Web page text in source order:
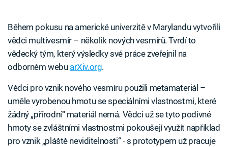
Během pokusu na americké univerzitě v Marylandu vytvořili
vědci multivesmír – několik nových vesmírů. Tvrdí to
vědecký tým, který výsledky své práce zveřejnil na
odborném webu arXiv.org.
Vědci pro vznik nového vesmíru použili metamateriál –
uměle vyrobenou hmotu se speciálními vlastnostmi, které
žádný „přírodní“ materiál nemá. Vědci už se tyto podivné
hmoty se zvláštními vlastnostmi pokoušejí využít například
pro vznik „pláště neviditelnosti“ - s prototypem už pracuje